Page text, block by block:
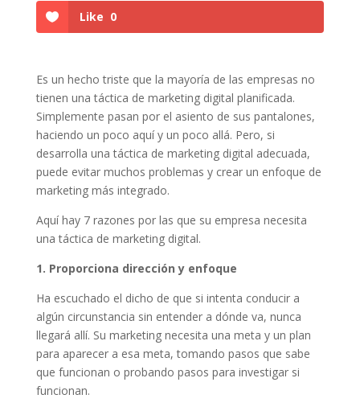
Like 0
Es un hecho triste que la mayoría de las empresas no
tienen una táctica de marketing digital planificada.
Simplemente pasan por el asiento de sus pantalones,
haciendo un poco aquí y un poco allá. Pero, si
desarrolla una táctica de marketing digital adecuada,
puede evitar muchos problemas y crear un enfoque de
marketing más integrado.
Aquí hay 7 razones por las que su empresa necesita
una táctica de marketing digital.
1. Proporciona dirección y enfoque
Ha escuchado el dicho de que si intenta conducir a
algún circunstancia sin entender a dónde va, nunca
llegará allí. Su marketing necesita una meta y un plan
para aparecer a esa meta, tomando pasos que sabe
que funcionan o probando pasos para investigar si
funcionan.